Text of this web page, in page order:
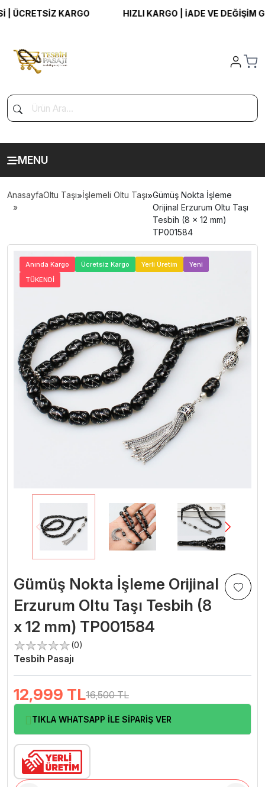
KARGO HIZLI KARGO | İADE VE DEĞİŞİM
MENU
AnasayfaOltu Taşı»İşlemeli Oltu Taşı»Gümüş Nokta İşleme
Orijinal Erzurum Oltu Taşı
Tesbih (8 x 12 mm)
TP001584
Anında Kargo Ücretsiz Kargo Yerli Üretim
Yeni
TÜKENDİ
Gümüş Nokta İşleme Orijinal
Erzurum Oltu Taşı Tesbih (8
x 12 mm) TP001584
(0)
Tesbih Pasajı
12,999 TL16,500 TL
TIKLA WHATSAPP İLE SİPARİŞ VER